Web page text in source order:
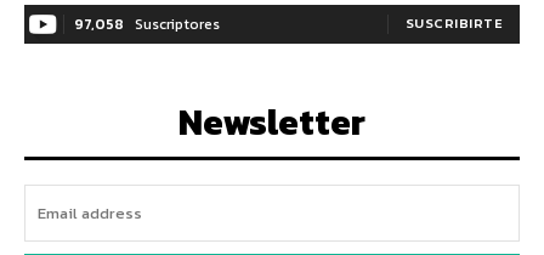
97,058 Suscriptores SUSCRIBIRTE
Newsletter